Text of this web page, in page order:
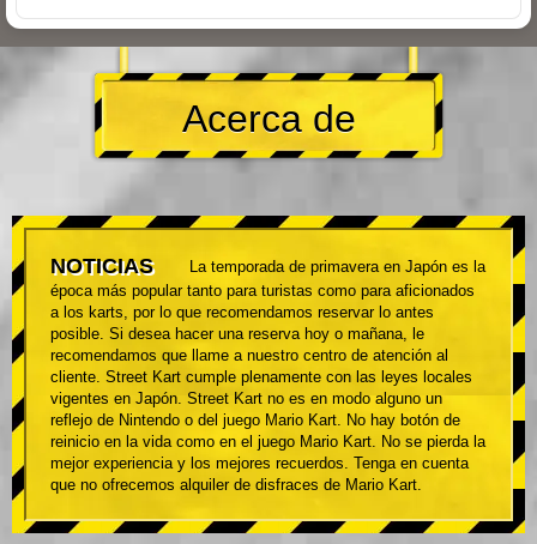
Acerca de
NOTICIAS
La temporada de primavera en Japón es la
época más popular tanto para turistas como para aficionados
a los karts, por lo que recomendamos reservar lo antes
posible. Si desea hacer una reserva hoy o mañana, le
recomendamos que llame a nuestro centro de atención al
cliente. Street Kart cumple plenamente con las leyes locales
vigentes en Japón. Street Kart no es en modo alguno un
reflejo de Nintendo o del juego Mario Kart. No hay botón de
reinicio en la vida como en el juego Mario Kart. No se pierda la
mejor experiencia y los mejores recuerdos. Tenga en cuenta
que no ofrecemos alquiler de disfraces de Mario Kart.